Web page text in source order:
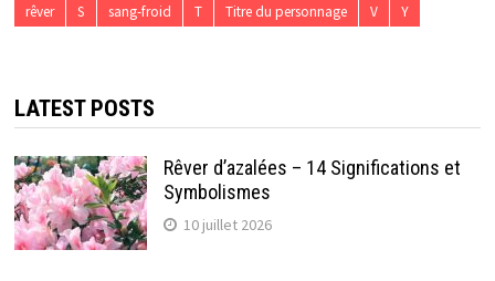
rêver
S sang-froid T Titre du personnage V Y
LATEST POSTS
Rêver d’azalées – 14 Significations et
Symbolismes
10 juillet 2026